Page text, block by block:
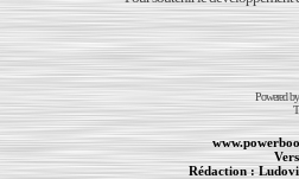
Powered
Rédaction :